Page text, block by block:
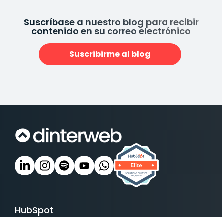
Suscríbase a nuestro blog para recibir
contenido en su correo electrónico
Suscribirme al blog
HubSpot